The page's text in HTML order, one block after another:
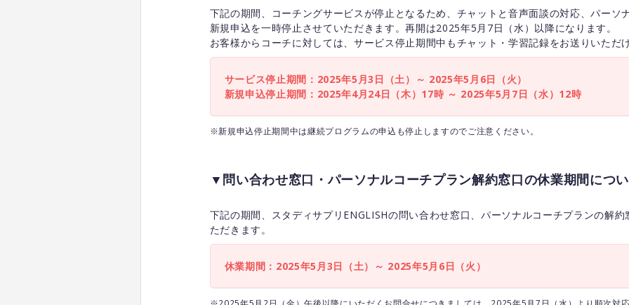
下記の期間、コーチングサービスが停止となるため、チャットと音声面談の対応、パーソ
新規申込を一時停止させていただきます。再開は2025年5月7日（水）以降になります。
お客様からコーチに対しては、サービス停止期間中もチャット・学習記録をお送りいただけ
サービス停止期間：2025年5月3日（土）～ 2025年5月6日（火）
新規申込停止期間：2025年4月24日（木）17時 ～ 2025年5月7日（水）12時
※新規申込停止期間中は継続プログラムの申込も停止しますのでご注意ください。
▼問い合わせ窓口・パーソナルコーチプラン解約窓口の休業期間につ
下記の期間、スタディサプリENGLISHの問い合わせ窓口、パーソナルコーチプランの解
ただきます。
休業期間：2025年5月3日（土）～ 2025年5月6日（火）